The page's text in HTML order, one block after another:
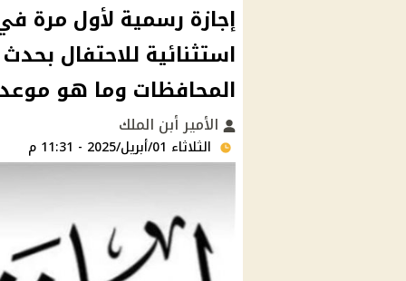
إجازة رسمية لأول مرة
استثنائية للاحتفال
المحافظات وما هو
الأمير أبن الملك
الثلاثاء 01/أبريل/2025 - 11:31 م